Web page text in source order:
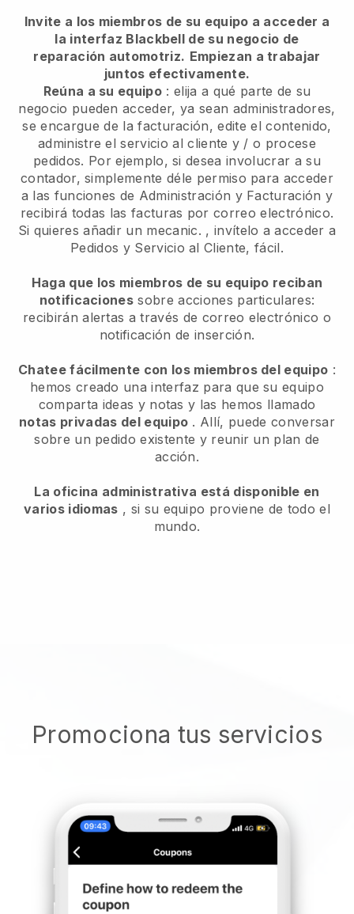
Invite a los miembros de su equipo a acceder a
la interfaz Blackbell de su negocio de
reparación automotriz. Empiezan a trabajar
juntos efectivamente.
Reúna a su equipo : elija a qué parte de su
negocio pueden acceder, ya sean administradores,
se encargue de la facturación, edite el contenido,
administre el servicio al cliente y / o procese
pedidos. Por ejemplo, si desea involucrar a su
contador, simplemente déle permiso para acceder
a las funciones de Administración y Facturación y
recibirá todas las facturas por correo electrónico.
Si quieres añadir un mecanic. , invítelo a acceder a
Pedidos y Servicio al Cliente, fácil.
Haga que los miembros de su equipo reciban
notificaciones sobre acciones particulares:
recibirán alertas a través de correo electrónico o
notificación de inserción.
Chatee fácilmente con los miembros del equipo :
hemos creado una interfaz para que su equipo
comparta ideas y notas y las hemos llamado
notas privadas del equipo . Allí, puede conversar
sobre un pedido existente y reunir un plan de
acción.
La oficina administrativa está disponible en
varios idiomas , si su equipo proviene de todo el
mundo.
Promociona tus servicios